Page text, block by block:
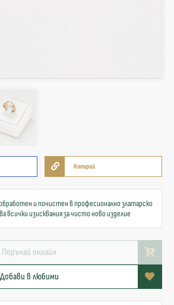
Копирай
и почистен в професионално златарско
всички изисквания за чисто ново изделие
Поръчай онлайн
Добави в любими